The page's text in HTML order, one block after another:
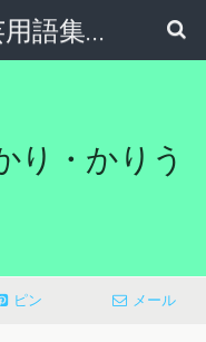
写真でわかる園芸用語集｜見て納得！かんたんガーデニング用語辞典
り・かりう
ピン メール